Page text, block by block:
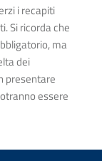
i recapiti
Si ricorda che
ma
dei
presentare
essere